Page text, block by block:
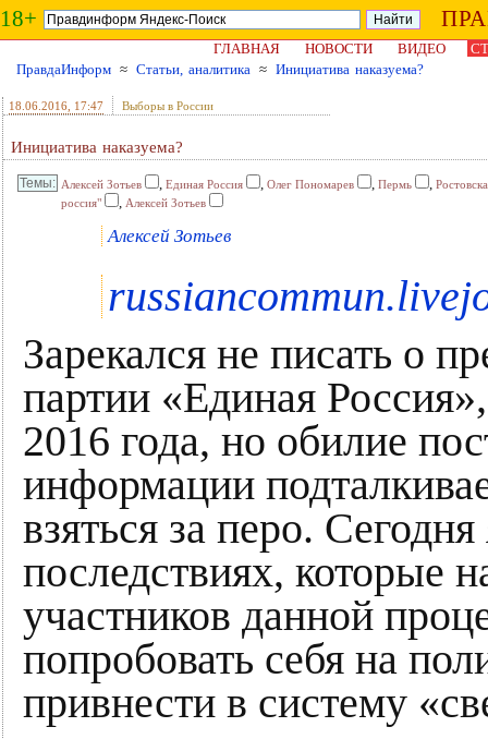
18+
ГЛАВНАЯ НОВОСТИ ВИДЕО
ПравдаИнформ ≈ Статьи, аналитика ≈ Инициатива наказуема?
18.06.2016 , 17:47 Выборы в России
Инициатива наказуема?
Алексей Зотьев , Единая Россия , Олег Пономарев , Пермь ,
россия"
, Алексей Зотьев
Алексей Зотьев
Зарекался не писать о
партии «Единая
2016 года, но обилие
информации
взяться за перо.
последствиях, которые
участников данной
попробовать себя на
привнести в систему